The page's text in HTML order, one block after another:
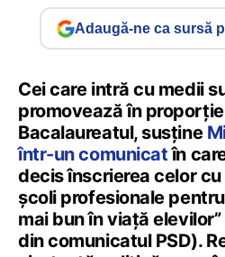
Adaugă-ne ca sursă
Cei care intră cu medii
promovează în
Bacalaureatul, susține
într-un comunicatîn
decis înscrierea celor
școli profesionale
mai bun în viață
din comunicatul PSD).